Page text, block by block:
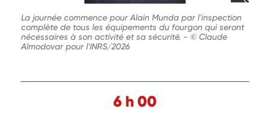
La journée commence pour Alain Munda par l'inspection
complète de tous les équipements du fourgon qui seront
nécessaires à son activité et sa sécurité. - © Claude
Almodovar pour l'INRS/2026
6 h 00